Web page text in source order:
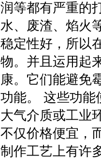
润等都有严重的
水、废渣、焰火
稳定性好，所以
物。并且运用起
康。它们能避免
功能。 这些功能
大气介质或工业
不仅价格便宜，
制作工艺上有许